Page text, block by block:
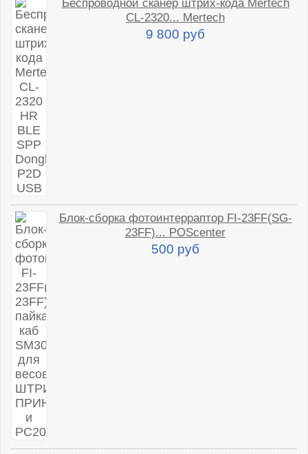
Беспроводной сканер штрих-кода Mertech
CL-2320... Mertech
9 800 руб
Блок-сборка фотоинтерраптор FI-23FF(SG-
23FF)... POScenter
500 руб